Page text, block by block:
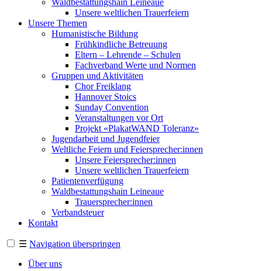
Waldbestattungshain Leineaue
Unsere weltlichen Trauerfeiern
Unsere Themen
Humanistische Bildung
Frühkindliche Betreuung
Eltern – Lehrende – Schulen
Fachverband Werte und Normen
Gruppen und Aktivitäten
Chor Freiklang
Hannover Stoics
Sunday Convention
Veranstaltungen vor Ort
Projekt «PlakatWAND Toleranz»
Jugendarbeit und Jugendfeier
Weltliche Feiern und Feiersprecher:innen
Unsere Feiersprecher:innen
Unsere weltlichen Trauerfeiern
Patientenverfügung
Waldbestattungshain Leineaue
Trauersprecher:innen
Verbandsteuer
Kontakt
☰ Navigation überspringen
Über uns